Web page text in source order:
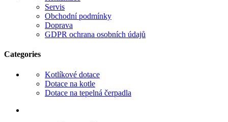
Servis
Obchodní podmínky
Doprava
GDPR ochrana osobních údajů
Categories
Kotlíkové dotace
Dotace na kotle
Dotace na tepelná čerpadla